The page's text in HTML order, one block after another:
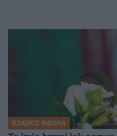
RZADKIE IMIONA